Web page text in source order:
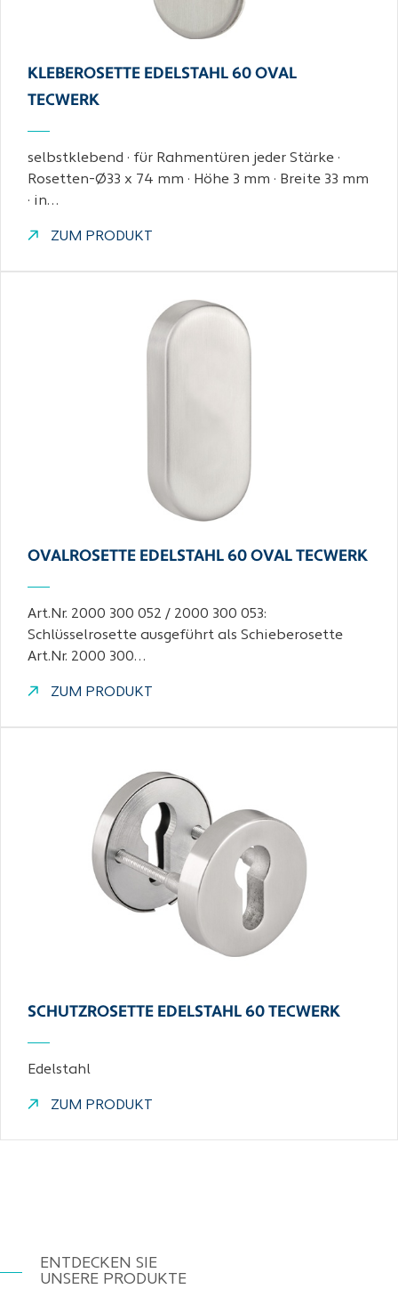
KLEBEROSETTE EDELSTAHL 60 OVAL
TECWERK
selbstklebend · für Rahmentüren jeder Stärke ·
Rosetten-Ø33 x 74 mm · Höhe 3 mm · Breite 33 mm
· in…
ZUM PRODUKT
OVALROSETTE EDELSTAHL 60 OVAL TECWERK
Art.Nr. 2000 300 052 / 2000 300 053:
Schlüsselrosette ausgeführt als Schieberosette
Art.Nr. 2000 300…
ZUM PRODUKT
SCHUTZROSETTE EDELSTAHL 60 TECWERK
Edelstahl
ZUM PRODUKT
ENTDECKEN SIE
UNSERE PRODUKTE